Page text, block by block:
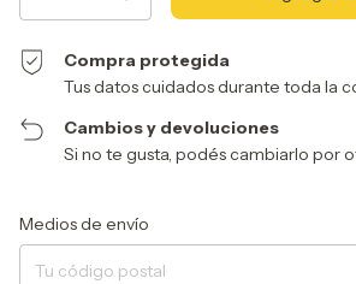
Compra protegida
Tus datos cuidados durante toda la
Cambios y devoluciones
Si no te gusta, podés cambiarlo por
Entregas para el CP:
Medios de envío